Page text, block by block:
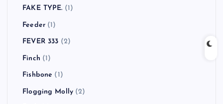
FAKE TYPE. (1)
Feeder(1)
FEVER 333 (2)
Finch (1)
Fishbone (1)
Flogging Molly (2)